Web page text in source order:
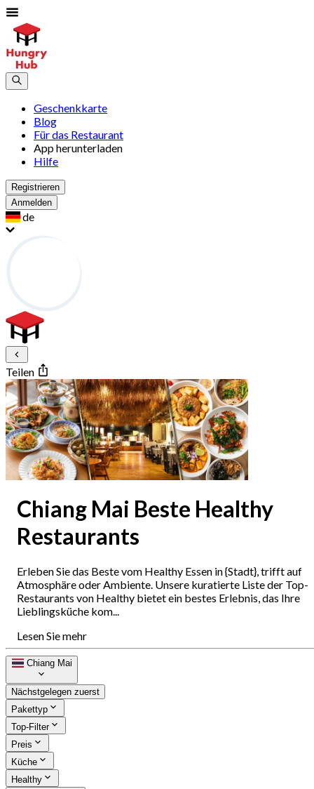
Geschenkkarte
Blog
Für das Restaurant
App herunterladen
Hilfe
Registrieren
Anmelden
de
Teilen
Chiang Mai Beste Healthy
Restaurants
Erleben Sie das Beste vom Healthy Essen in {Stadt}, trifft auf
Atmosphäre oder Ambiente. Unsere kuratierte Liste der Top-
Restaurants von Healthy bietet ein bestes Erlebnis, das Ihre
Lieblingsküche kom...
Lesen Sie mehr
Chiang Mai
Nächstgelegen zuerst
Pakettyp
Top-Filter
Preis
Küche
Healthy